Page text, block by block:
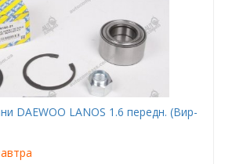
DAEWOO LANOS 1.6 передн. (Вир-